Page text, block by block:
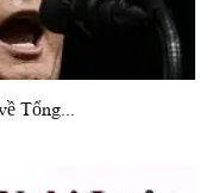
Tổng...